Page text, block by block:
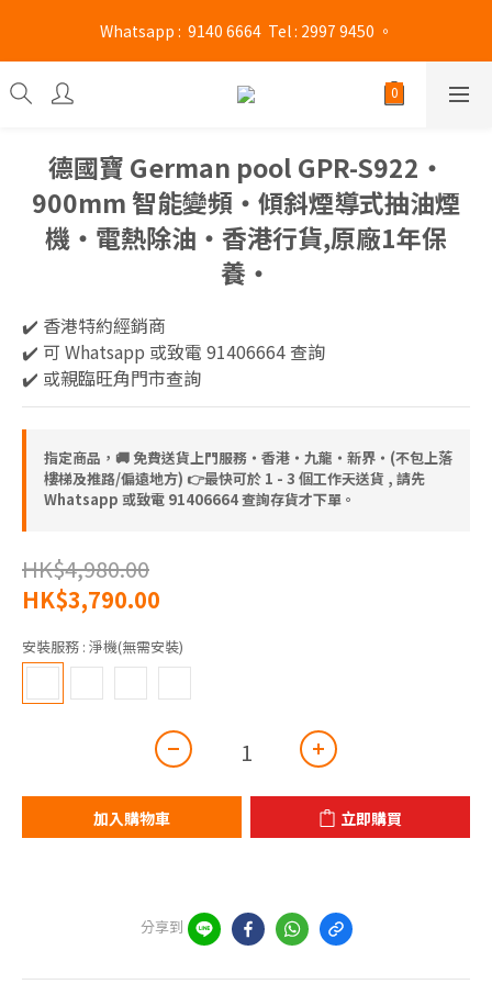
旺角門市營業時間 : (星期一至六 13:00 - 21:00 / 星期日及公眾假期
13:00 - 19:00)
Whatsapp :  9140 6664  Tel : 2997 9450 。
旺角門市營業時間 : (星期一至六 13:00 - 21:00 / 星期日及公眾假期
13:00 - 19:00)
德國寶 German pool GPR-S922‧
900mm 智能變頻‧傾斜煙導式抽油煙
機‧電熱除油‧香港行貨,原廠1年保
養‧
✔️ 香港特約經銷商
✔️ 可 Whatsapp 或致電 91406664 查詢
✔️ 或親臨旺角門市查詢
指定商品，🚚 免費送貨上門服務‧香港‧九龍‧新界‧(不包上落
樓梯及推路/偏遠地方) 👉最快可於 1 - 3 個工作天送貨 , 請先
Whatsapp 或致電 91406664 查詢存貨才下單。
HK$4,980.00
HK$3,790.00
安裝服務 : 淨機(無需安裝)
加入購物車 立即購買
分享到